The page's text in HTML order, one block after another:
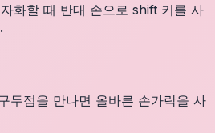
화할 때 반대 손으로 shift 키를 사
두점을 만나면 올바른 손가락을 사